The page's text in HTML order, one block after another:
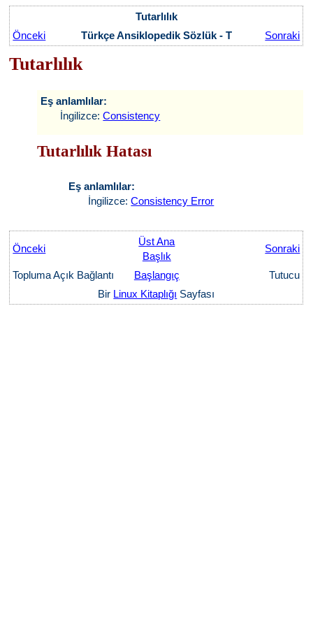
Tutarlılık
Önceki
Türkçe Ansiklopedik Sözlük - T Sonraki
Tutarlılık
Eş anlamlılar:
İngilizce:Consistency
Tutarlılık Hatası
Eş anlamlılar:
İngilizce:Consistency Error
Önceki
Üst Ana
Başlık
Sonraki
Topluma Açık Bağlantı Başlangıç
Tutucu
Bir Linux Kitaplığı Sayfası